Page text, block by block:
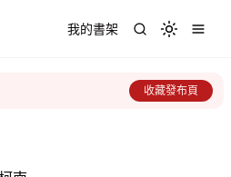
我的書架 Toggle
收藏發布頁